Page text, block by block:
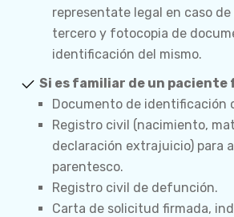
representate legal en caso
tercero y fotocopia de
identificación del mismo.
Si es familiar de un paciente
Documento de identificación
Registro civil (nacimiento,
declaración extrajuicio) para
parentesco.
Registro civil de defunción.
Carta de solicitud firmada,